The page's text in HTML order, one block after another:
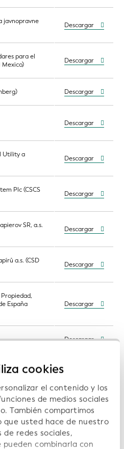
cookies
el contenido y los
de medios sociales
También compartimos
que usted hace de nuestro
redes sociales,
pueden combinarla con
javnopravne
Descargar
para el
Mexico)
Descargar
Descargar
Descargar
Utility a
Descargar
Plc (CSCS
Descargar
SR, a.s.
Descargar
a.s. (CSD
Descargar
España
Descargar
Descargar
GmbH &
Descargar
di
Descargar